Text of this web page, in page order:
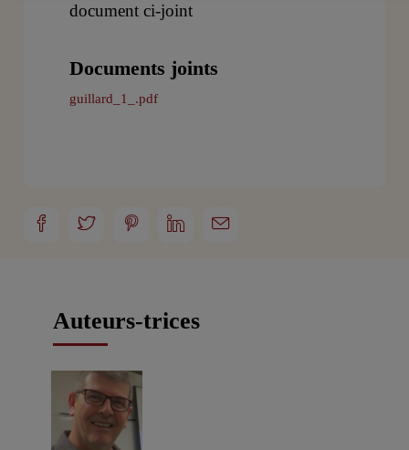
document ci-joint
Documents joints
guillard_1_.pdf
Auteurs-trices